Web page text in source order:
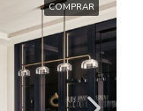
COMPRAR